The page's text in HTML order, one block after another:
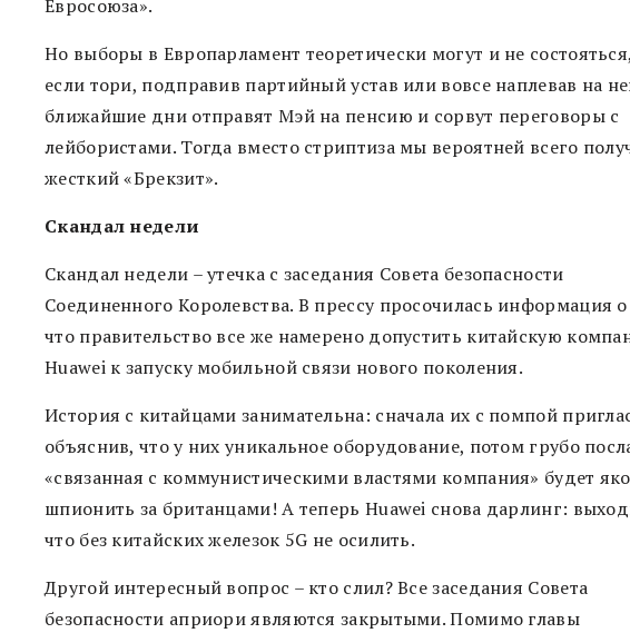
Евросоюза».
Но выборы в Европарламент теоретически могут и не состояться,
если тори, подправив партийный устав или вовсе наплевав на
ближайшие дни отправят Мэй на пенсию и сорвут переговоры с
лейбористами. Тогда вместо стриптиза мы вероятней всего
жесткий «Брекзит».
Скандал недели
Скандал недели – утечка с заседания Совета безопасности
Соединенного Королевства. В прессу просочилась информация
что правительство все же намерено допустить китайскую
Huawei к запуску мобильной связи нового поколения.
История с китайцами занимательна: сначала их с помпой
объяснив, что у них уникальное оборудование, потом грубо
«связанная с коммунистическими властями компания» будет
шпионить за британцами! А теперь Huawei снова дарлинг:
что без китайских железок 5G не осилить.
Другой интересный вопрос – кто слил? Все заседания Совета
безопасности априори являются закрытыми. Помимо главы